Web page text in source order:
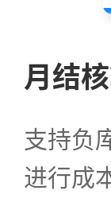
月结
支持负
进行成